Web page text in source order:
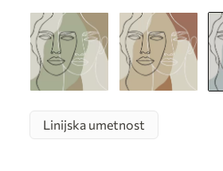
Linijska umetnost